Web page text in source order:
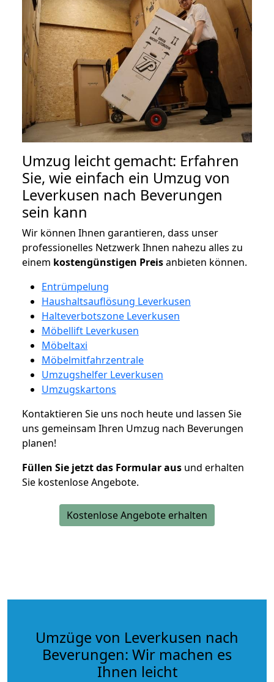
Umzug leicht gemacht: Erfahren
Sie, wie einfach ein Umzug von
Leverkusen nach Beverungen
sein kann
Wir können Ihnen garantieren, dass unser
professionelles Netzwerk Ihnen nahezu alles zu
einem kostengünstigen Preisanbieten können.
Entrümpelung
Haushaltsauflösung Leverkusen
Halteverbotszone Leverkusen
Möbellift Leverkusen
Möbeltaxi
Möbelmitfahrzentrale
Umzugshelfer Leverkusen
Umzugskartons
Kontaktieren Sie uns noch heute und lassen Sie
uns gemeinsam Ihren Umzug nach Beverungen
planen!
Füllen Sie jetzt das Formular aus und erhalten
Sie kostenlose Angebote.
Kostenlose Angebote erhalten
Umzüge von Leverkusen nach
Beverungen: Wir machen es
Ihnen leicht